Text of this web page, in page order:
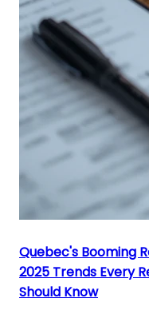
Quebec's Booming
2025 Trends Every
Should Know